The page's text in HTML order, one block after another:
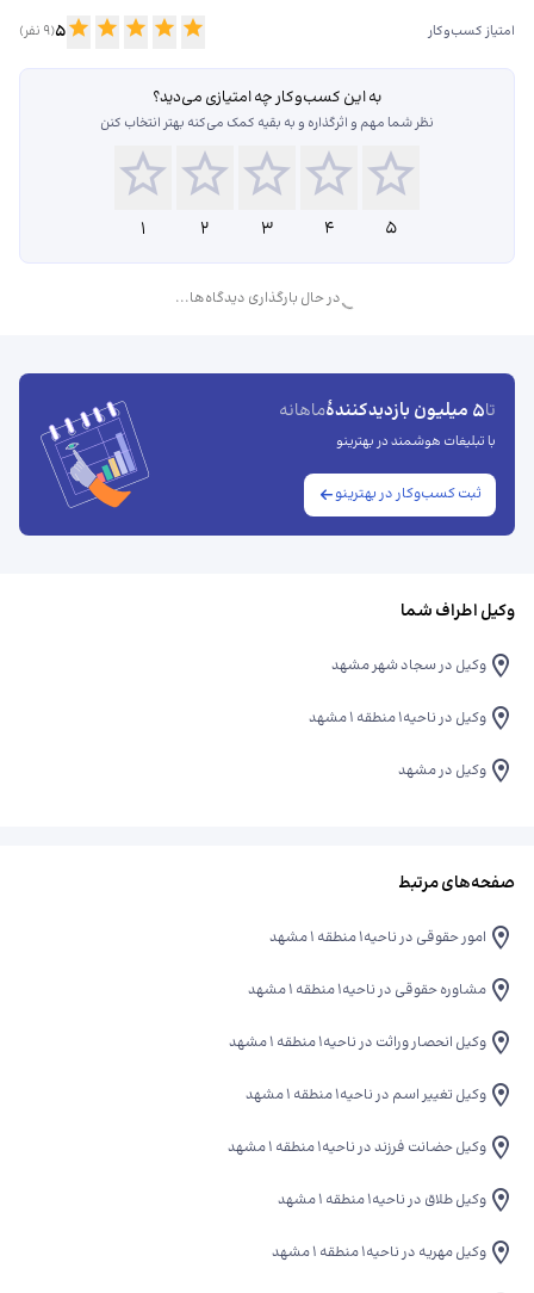
امتیاز کسب‌وکار 5
(
9 نفر)
به این کسب‌وکار چه امتیازی می‌دید؟
نظر شما مهم و اثرگذاره و به بقیه کمک می‌کنه بهتر انتخاب کنن
1 2 3 4 5
در حال بارگذاری دیدگاه‌ها...
تا5 میلیون بازدیدکنندهٔ ماهانه
با تبلیغات هوشمند در بهترینو
ثبت کسب‌وکار در بهترینو
وکیل اطراف شما
وکیل در سجاد شهر مشهد
وکیل در ناحیه۱ منطقه ۱ مشهد
وکیل در مشهد
صفحه‌های مرتبط
امور حقوقی در ناحیه۱ منطقه ۱ مشهد
مشاوره حقوقی در ناحیه۱ منطقه ۱ مشهد
وکیل انحصار وراثت در ناحیه۱ منطقه ۱ مشهد
وکیل تغییر اسم در ناحیه۱ منطقه ۱ مشهد
وکیل حضانت فرزند در ناحیه۱ منطقه ۱ مشهد
وکیل طلاق در ناحیه۱ منطقه ۱ مشهد
وکیل مهریه در ناحیه۱ منطقه ۱ مشهد